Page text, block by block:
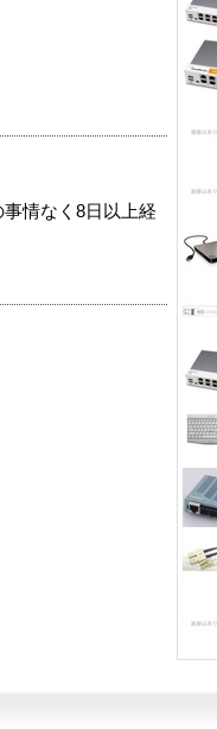
情なく8日以上経